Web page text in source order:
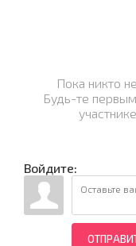
Пока никто
Будь-те
Войдите: